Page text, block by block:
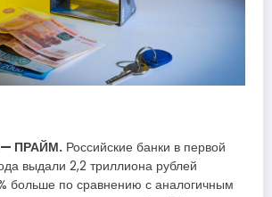
ПРАЙМ. Российские банки в первой
выдали 2,2 триллиона рублей
больше по сравнению с аналогичным